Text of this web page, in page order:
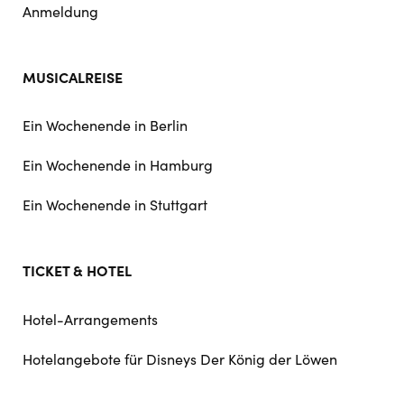
Anmeldung
MUSICALREISE
Ein Wochenende in Berlin
Ein Wochenende in Hamburg
Ein Wochenende in Stuttgart
TICKET & HOTEL
Hotel-Arrangements
Hotelangebote für Disneys Der König der Löwen